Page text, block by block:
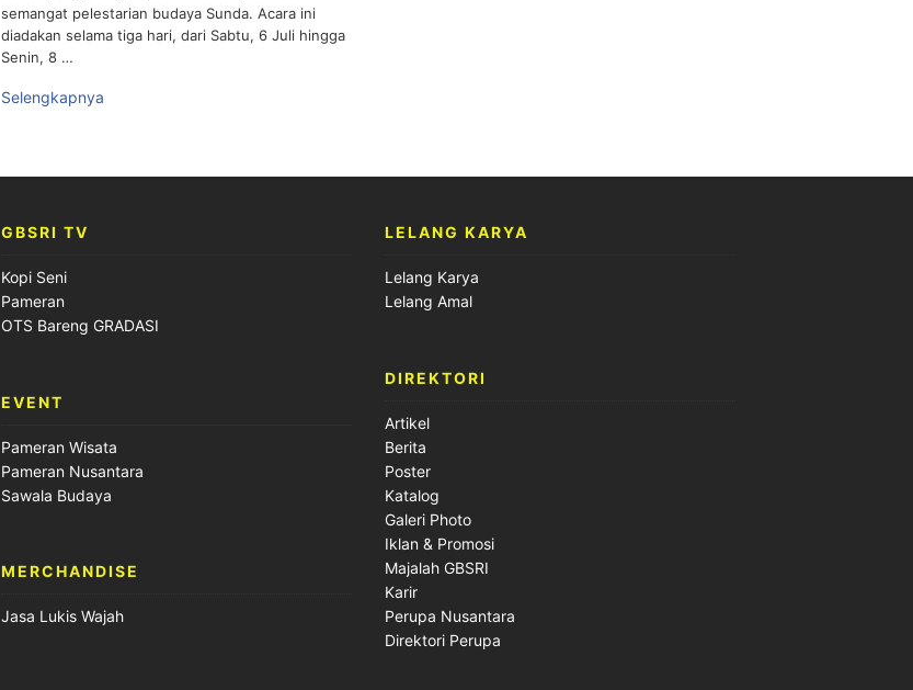
semangat pelestarian budaya Sunda. Acara ini
diadakan selama tiga hari, dari Sabtu, 6 Juli hingga
Senin, 8 …
Selengkapnya
GBSRI TV
Kopi Seni
Pameran
OTS Bareng GRADASI
EVENT
Pameran Wisata
Pameran Nusantara
Sawala Budaya
MERCHANDISE
Jasa Lukis Wajah
LELANG KARYA
Lelang Karya
Lelang Amal
DIREKTORI
Artikel
Berita
Poster
Katalog
Galeri Photo
Iklan & Promosi
Majalah GBSRI
Karir
Perupa Nusantara
Direktori Perupa